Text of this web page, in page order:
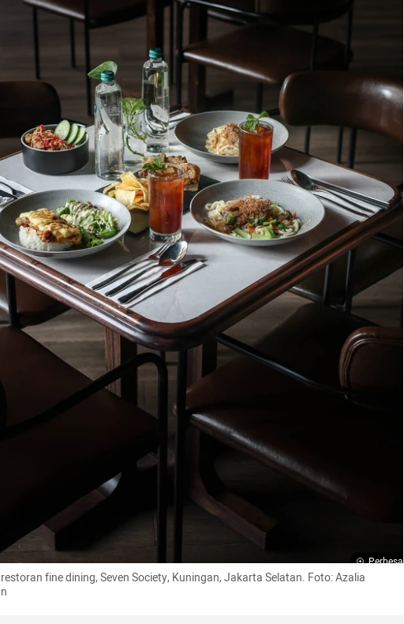
Perbesar
fine dining, Seven Society, Kuningan, Jakarta Selatan. Foto: Azalia